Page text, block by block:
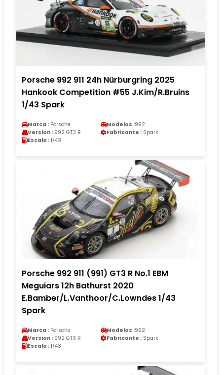
Porsche 992 911 24h Nürburgring 2025
Hankook Competition #55 J.Kim/R.Bruins
1/43 Spark
Marca : Porsche Modelos :992
Version : 992 GT3 R Fabricante : Spark
Escala : 1/43
Porsche 992 911 (991) GT3 R No.1 EBM
Meguiars 12h Bathurst 2020
E.Bamber/L.Vanthoor/C.Lowndes 1/43
Spark
Marca : Porsche Modelos :992
Version : 992 GT3 R Fabricante : Spark
Escala : 1/43